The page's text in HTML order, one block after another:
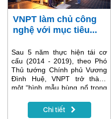
VNPT làm chủ công
nghệ với mục tiêu...
Sau 5 năm thực hiện tái cơ
cấu (2014 - 2019), theo Phó
Thủ tướng Chính phủ Vương
Đình Huệ, VNPT trở thành
một “hình mẫu bùng nổ trong
cấu trúc, vừa sản xuất kinh
doanh mà vẫn tăng trưởng lợi
Chi tiết